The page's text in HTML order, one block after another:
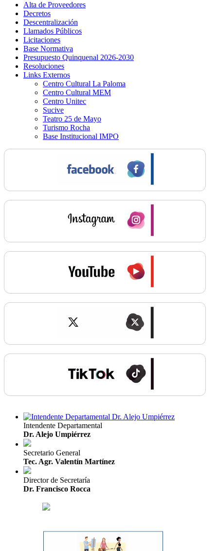
Alta de Proveedores
Decretos
Descentralización
Llamados Públicos
Licitaciones
Base Normativa
Presupuesto Quinquenal 2026-2030
Resoluciones
Links Externos
Centro Cultural La Paloma
Centro Cultural MEM
Centro Unitec
Sucive
Teatro 25 de Mayo
Turismo Rocha
Base Institucional IMPO
Intendente Departamental
Dr. Alejo Umpiérrez
Secretario General
Tec. Agr. Valentín Martínez
Director de Secretaría
Dr. Francisco Rocca